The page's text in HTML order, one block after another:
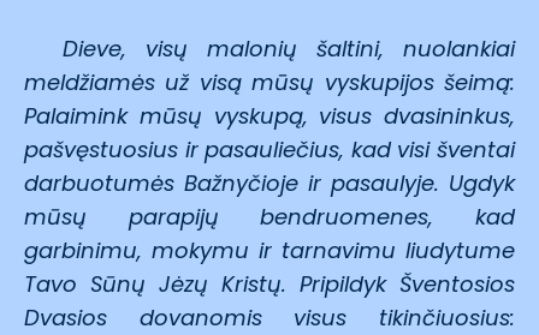
Dieve, visų malonių šaltini, nuolankiai
meldžiamės už visą mūsų vyskupijos šeimą:
Palaimink mūsų vyskupą, visus dvasininkus,
pašvęstuosius ir pasauliečius, kad visi šventai
darbuotumės Bažnyčioje ir pasaulyje. Ugdyk
mūsų parapijų bendruomenes, kad
garbinimu, mokymu ir tarnavimu liudytume
Tavo Sūnų Jėzų Kristų. Pripildyk Šventosios
Dvasios dovanomis visus tikinčiuosius: